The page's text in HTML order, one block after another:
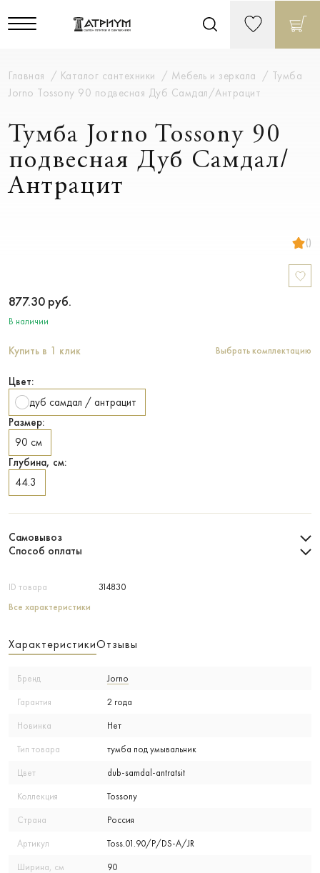
Главная Каталог сантехники Мебель и зеркала
Тумба
Jorno Tossony 90 подвесная Дуб Самдал/Антрацит
Тумба Jorno Tossony 90
подвесная Дуб Самдал/
Антрацит
()
ID товара 314830
Все характеристики
877.30 руб.
В наличии
Купить в 1 клик Выбрать комплектацию
Цвет:
дуб самдал / антрацит
Размер:
90 см
Глубина, см:
44.3
Самовывоз
Способ оплаты
ХарактеристикиОтзывы
Бренд Jorno
Гарантия 2 года
Новинка Нет
Тип товара тумба под умывальник
Цвет dub-samdal-antratsit
Коллекция Tossony
Страна Россия
Артикул Toss.01.90/P/DS-A/JR
Ширина, см 90